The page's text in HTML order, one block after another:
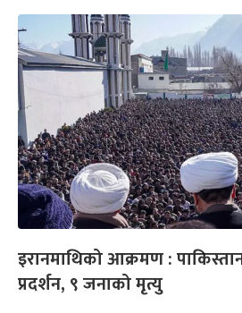
इरानमाथिको आक्रमण :
प्रदर्शन, ९ जनाको मृत्यु